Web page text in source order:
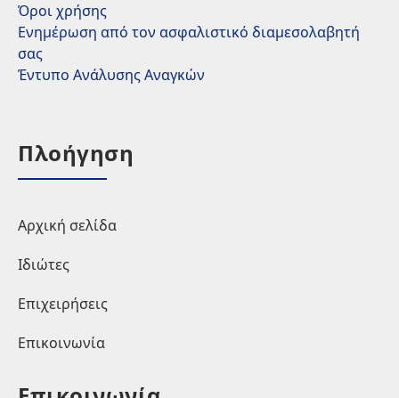
Όροι χρήσης
Ενημέρωση από τον ασφαλιστικό διαμεσολαβητή
σας
Έντυπο Ανάλυσης Αναγκών
Πλοήγηση
Αρχική σελίδα
Ιδιώτες
Επιχειρήσεις
Επικοινωνία